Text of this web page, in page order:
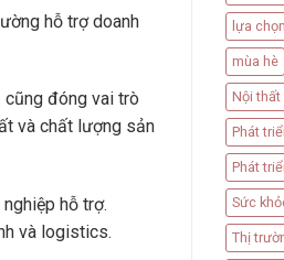
hỗ trợ doanh
cũng đóng vai trò
và chất lượng sản
hỗ trợ.
và logistics.
lựa chọn
mùa hè
Nội thất
Phát
Phát
Sức
Thị